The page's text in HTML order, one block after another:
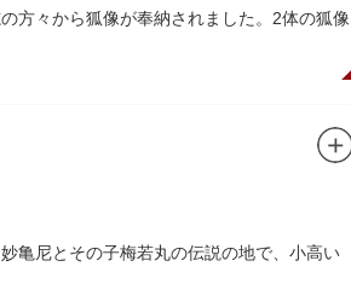
す。毎年5月の例祭では神輿渡御が行われ、
ています。
方々から狐像が奉納されました。2体の狐像
亀尼とその子梅若丸の伝説の地で、小高い